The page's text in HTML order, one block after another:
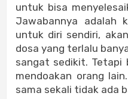
untuk bisa
Jawabannya adalah
untuk diri sendiri,
dosa yang terlalu
sangat sedikit. Tetapi
mendoakan orang
sama sekali tidak ada